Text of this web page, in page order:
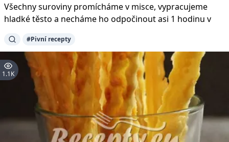
Všechny suroviny promícháme v misce, vypracujeme
hladké těsto a necháme ho odpočinout asi 1 hodinu v
#Pivní recepty
1.1K